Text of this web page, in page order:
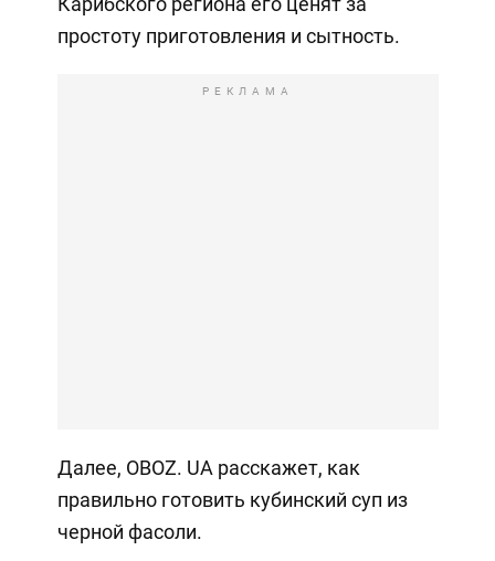
простоту приготовления и сытность.
РЕКЛАМА
Далее, OBOZ. UA расскажет, как
правильно готовить кубинский суп из
черной фасоли.